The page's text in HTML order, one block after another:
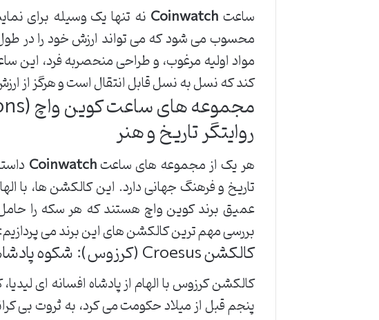
ساعت Coinwatch نه تنها یک وسیله برای
محسوب می شود که می تواند ارزش خود را در
مواد اولیه مرغوب، و طراحی منحصربه فرد، این
کند که نسل به نسل قابل انتقال است و هرگز از
روایتگر تاریخ و هنر
هر یک از مجموعه های ساعتCoinwatch
تاریخ و فرهنگ جهانی دارد. این کالکشن ها، با
عمیق برند کوین واچ هستند که هر سکه را حامل
بررسی مهم ترین کالکشن های این برند می پردازیم:
کالکشن Croesus (کرزوس): شکوه پادشاهی ثروتمند
کالکشن کرزوس با الهام از پادشاه افسانه ای
پنجم قبل از میلاد حکومت می کرد، به ثروت بی